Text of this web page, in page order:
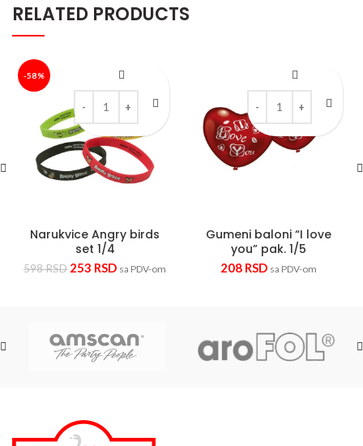
RELATED PRODUCTS
-58%
Narukvice Angry birds
set 1/4
598RSD 253 RSD sa PDV-om
Narukvice Angry birds set 1/4 quantity
Gumeni baloni “I love
you” pak. 1/5
208 RSD sa PDV-om
Gumeni baloni "I love